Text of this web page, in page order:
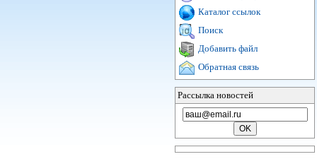
Каталог ссылок
Поиск
Добавить файл
Обратная связь
Рассылка новостей